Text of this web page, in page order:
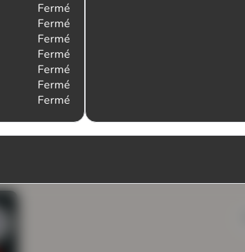
Fermé
Fermé
Fermé
Fermé
Fermé
Fermé
Fermé